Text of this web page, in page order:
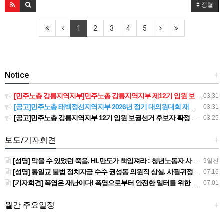
정렬
1 2 3 4 5
+
Notice
03.31
[민주노총 강릉지역지부]민주노총 강릉지역지부 제12기 임원 보궐선거결과 공고
03.31
[공고]민주노총 태백정선지역지부 2026년 정기 대의원대회 재소집 건
03.25
[공고]민주노총 강릉지역지부 12기 임원 보궐선거 후보자 확정 공고
+
보도/기자회견
9일전
[성명] 막을 수 있었던 죽음, HL만도가 책임져라 : 청년노동자 사망사고의 철저한 진상규명과 재발방지 대책 마련하라
07.16
[성명] 통일교 불법 정치자금 수수 권성동 의원직 상실, 사필귀정이다
07.01
[기자회견] 폭염은 재난이다! 폭염으로부터 안전한 일터를 위한 민주노총 강원지역본부 폭염감시단 선포 기자회견
+
월간 주요일정